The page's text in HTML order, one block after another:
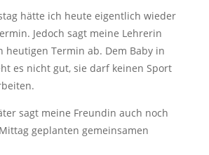
hätte ich heute eigentlich wieder
Jedoch sagt meine Lehrerin
heutigen Termin ab. Dem Baby in
es nicht gut, sie darf keinen Sport
sagt meine Freundin auch noch
geplanten gemeinsamen